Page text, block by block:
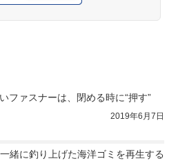
ファスナーは、閉める時に“押す”
2019年6月7日
緒に釣り上げた海洋ゴミを再生する